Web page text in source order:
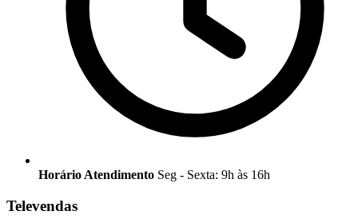
Horário Atendimento Seg - Sexta: 9h às 16h
Televendas